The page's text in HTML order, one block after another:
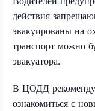
действия
эвакуированы на
транспорт можно
эвакуатора.
В ЦОДД
ознакомиться с